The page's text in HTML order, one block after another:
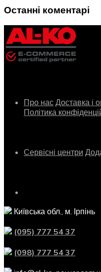
Останні коментарі
Про нас Доставка і
Політика
Сервісні центри
Київська обл., м. Ірпінь
(095) 777 54 37
(098) 777 54 37